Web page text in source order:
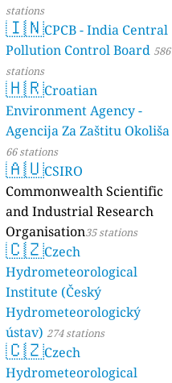
stations
🇮🇳CPCB - India Central
Pollution Control Board 586
stations
🇭🇷Croatian
Environment Agency -
Agencija Za Zaštitu Okoliša
66 stations
🇦🇺CSIRO
Commonwealth Scientific
and Industrial Research
Organisation35 stations
🇨🇿Czech
Hydrometeorological
Institute (Český
Hydrometeorologický
ústav) 274 stations
🇨🇿Czech
Hydrometeorological